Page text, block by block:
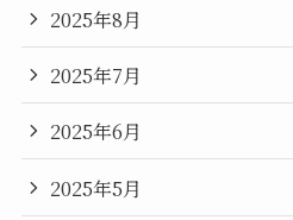
2025年8月
2025年7月
2025年6月
2025年5月